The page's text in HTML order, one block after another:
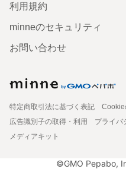
利用規約
minneのセキュリティ
お問い合わせ
特定商取引法に基づく表記
Cookie
広告識別子の取得・利用
プライバ
メディアキット
©GMO Pepabo,